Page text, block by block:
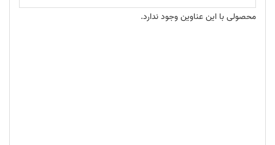
محصولی با این عناوین وجود ندارد.